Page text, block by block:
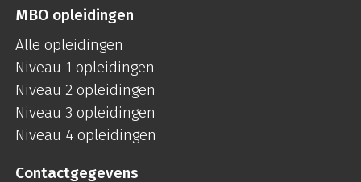
MBO opleidingen
Alle opleidingen
Niveau 1 opleidingen
Niveau 2 opleidingen
Niveau 3 opleidingen
Niveau 4 opleidingen
Contactgegevens